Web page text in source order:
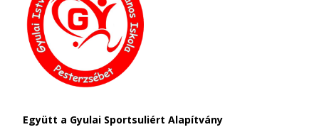
Együtt a Gyulai Sportsuliért Alapítvány